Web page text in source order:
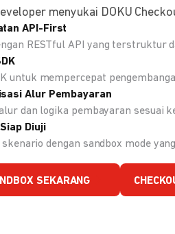
menyukai DOKU
API-First
RESTful API yang terstruktur
untuk mempercepat
Alur Pembayaran
dan logika pembayaran sesuai
Diuji
dengan sandbox mode
SEKARANG